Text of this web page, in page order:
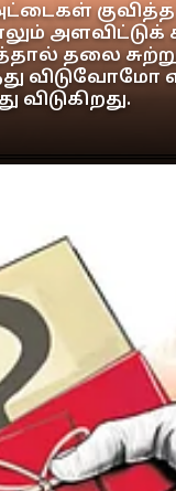
அளவிட்டுக்
தலை
விடுவோமோ